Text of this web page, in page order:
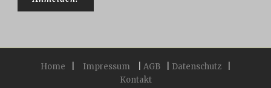
Home Impressum AGB Datenschutz
Kontakt